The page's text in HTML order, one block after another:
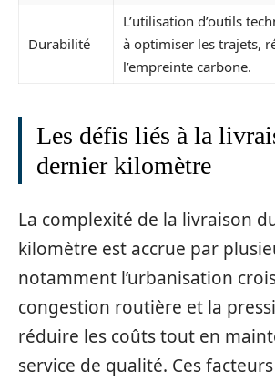
Durabilité
L’utilisation d’outils
à optimiser les trajets,
l’empreinte carbone.
Les défis liés à la
dernier kilomètre
La complexité de la livraison
kilomètre est accrue par
notamment l’urbanisation
congestion routière et la
réduire les coûts tout en
service de qualité. Ces